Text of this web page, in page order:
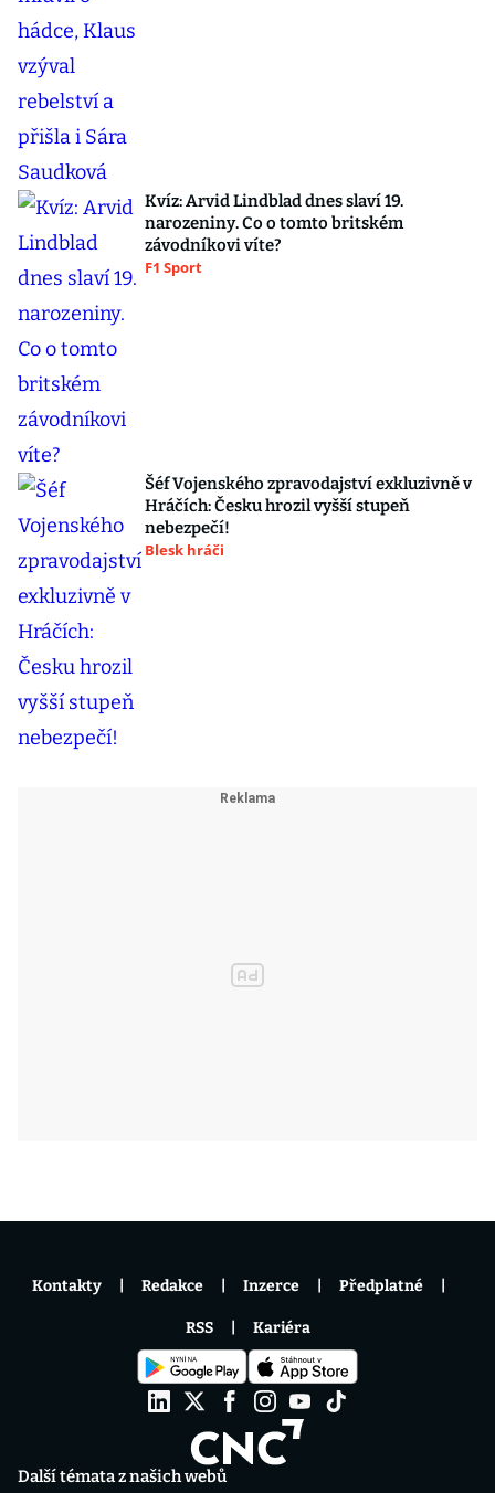
Kvíz: Arvid Lindblad dnes slaví 19.
narozeniny. Co o tomto britském
závodníkovi víte?
F1 Sport
Šéf Vojenského zpravodajství exkluzivně v
Hráčích: Česku hrozil vyšší stupeň
nebezpečí!
Blesk hráči
Další témata z našich webů
Kontakty Redakce Inzerce Předplatné
RSS Kariéra